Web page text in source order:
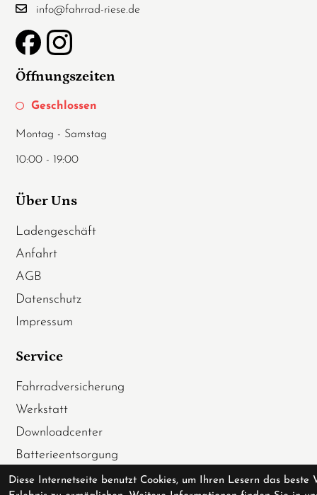
info@fahrrad-riese.de
Öffnungszeiten
Geschlossen
Montag - Samstag
10:00 - 19:00
Über Uns
Ladengeschäft
Anfahrt
AGB
Datenschutz
Impressum
Service
Fahrradversicherung
Werkstatt
Downloadcenter
Batterieentsorgung
Gutscheine
Diese Internetseite benutzt Cookies, um Ihren Lesern das beste